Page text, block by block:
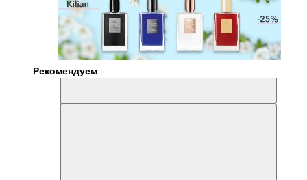
Рекомендуем